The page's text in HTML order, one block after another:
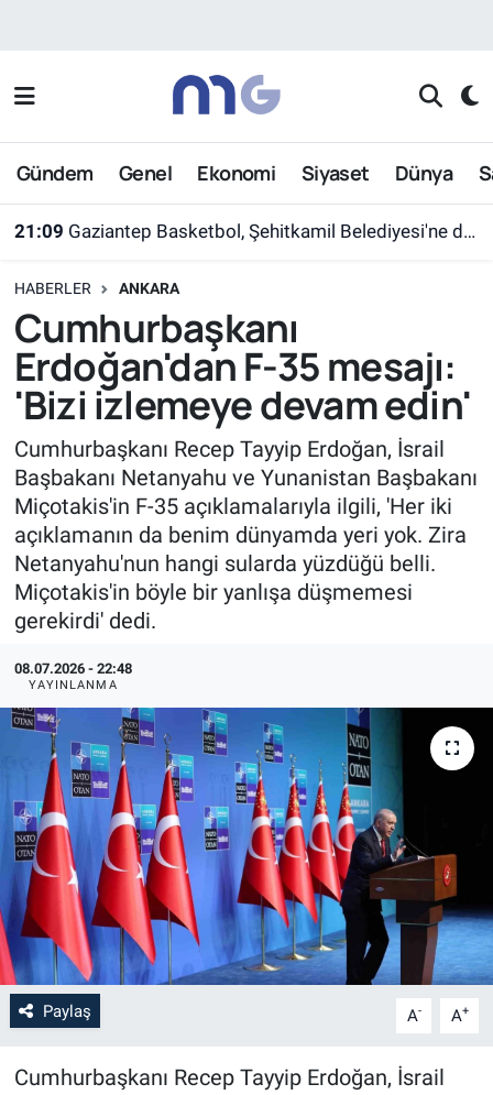
Gündem Genel Ekonomi Siyaset Dünya
21:09 Bakan Uraloğlu: 'Güçlü yerel, güçlü Türkiye demektir'
HABERLER ANKARA
Cumhurbaşkanı
Erdoğan'dan F-35 mesajı:
'Bizi izlemeye devam edin'
Cumhurbaşkanı Recep Tayyip Erdoğan, İsrail
Başbakanı Netanyahu ve Yunanistan Başbakanı
Miçotakis'in F-35 açıklamalarıyla ilgili, 'Her iki
açıklamanın da benim dünyamda yeri yok. Zira
Netanyahu'nun hangi sularda yüzdüğü belli.
Miçotakis'in böyle bir yanlışa düşmemesi
gerekirdi' dedi.
08.07.2026 - 22:48
YAYINLANMA
Paylaş A- A+
Cumhurbaşkanı Recep Tayyip Erdoğan, İsrail
Nöbetçi Eczaneler
Hava Durumu
Süper Lig Puan Durumu ve Fikstür
Tüm Manşetler
Son Dakika Haberleri
Haber Arşivi